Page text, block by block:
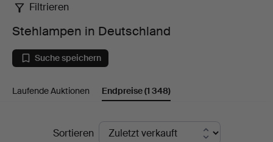
Stehlampen
in
Deutschland
Filtrieren
Stehlampen in Deutschland
Suche speichern
Laufende Auktionen Endpreise(1 348)
EndpreiseSortieren